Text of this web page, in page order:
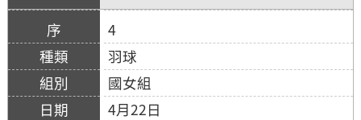
4
羽球
國女組
4月22日